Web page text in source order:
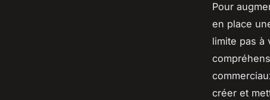
Pour
en place
limite pas à
créer et